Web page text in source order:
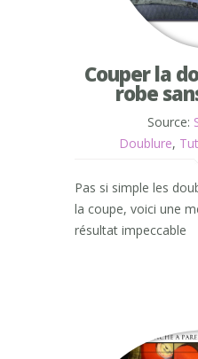
Couper la
robe
Source:
Doublure,
Pas si simple les
la coupe, voici une
résultat impeccable